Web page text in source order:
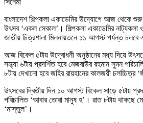
বাংলাদেশ শিল্পকলা একাডেমির উদ্যোগে আজ থেকে শুরু
উৎসব ‘একল সেকাল’। শিল্পকলা একাডেমির
জাতীয় চিত্রশালা মিলনায়তনে ১১ আগস্ট পর্যন্ত
আজ বিকেল ৫টায় উদ্বোধনী অনুষ্ঠানের মধ্য দিয়ে
সন্ধ্যা ৬টায় প্রদর্শিত হবে মেজবাউর রহমান সুমন
৮টায় দেখানো হবে জহির রায়হানের কালজয়ী চলচ্চিত্র
উৎসবের দ্বিতীয় দিন ১০ আগস্ট বিকেল সাড়ে ৫টায়
পরিচালিত ‘আবার তোরা মানুষ হ’। রাত ৮টায় থাকছে
‘মাস্তুল’।